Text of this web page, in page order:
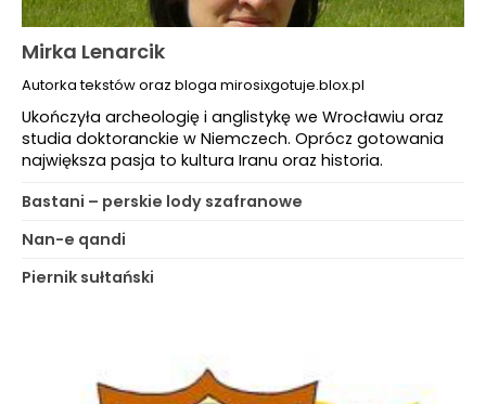
Mirka Lenarcik
Autorka tekstów oraz bloga mirosixgotuje.blox.pl
Ukończyła archeologię i anglistykę we Wrocławiu oraz
studia doktoranckie w Niemczech. Oprócz gotowania
największa pasja to kultura Iranu oraz historia.
Bastani – perskie lody szafranowe
Nan-e qandi
Piernik sułtański